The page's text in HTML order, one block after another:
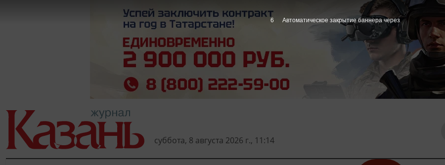
суббота, 8 августа 2026 г., 11:14
5 Автоматическое закрытие баннера через